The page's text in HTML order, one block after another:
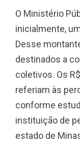
O Ministério
inicialmente,
Desse
destinados a
coletivos. Os
referiam às
conforme
instituição de
estado de